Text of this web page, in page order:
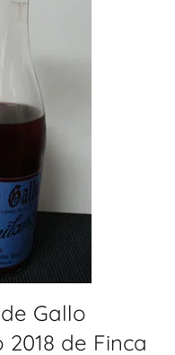
Gallo
de Finca